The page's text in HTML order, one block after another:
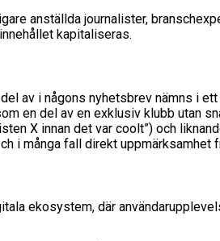
anställda journalister,
kapitaliseras.
av i någons nyhetsbrev nämns i
en del av en exklusiv klubb utan
X innan det var coolt”) och
i många fall direkt uppmärksamhet
ekosystem, där